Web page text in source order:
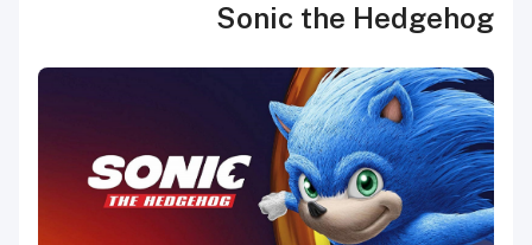
Sonic the Hedgehog